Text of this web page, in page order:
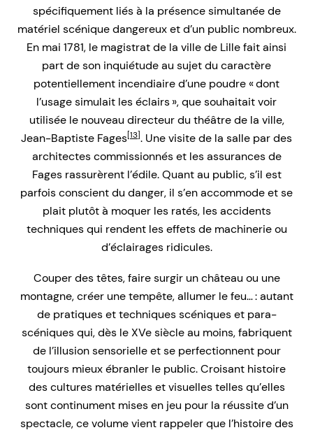
spécifiquement liés à la présence simultanée de
matériel scénique dangereux et d’un public nombreux.
En mai 1781, le magistrat de la ville de Lille fait ainsi
part de son inquiétude au sujet du caractère
potentiellement incendiaire d’une poudre « dont
l’usage simulait les éclairs », que souhaitait voir
utilisée le nouveau directeur du théâtre de la ville,
Jean-Baptiste Fages[13]. Une visite de la salle par des
architectes commissionnés et les assurances de
Fages rassurèrent l’édile. Quant au public, s’il est
parfois conscient du danger, il s’en accommode et se
plait plutôt à moquer les ratés, les accidents
techniques qui rendent les effets de machinerie ou
d’éclairages ridicules.
Couper des têtes, faire surgir un château ou une
montagne, créer une tempête, allumer le feu… : autant
de pratiques et techniques scéniques et para-
scéniques qui, dès le XVe siècle au moins, fabriquent
de l’illusion sensorielle et se perfectionnent pour
toujours mieux ébranler le public. Croisant histoire
des cultures matérielles et visuelles telles qu’elles
sont continument mises en jeu pour la réussite d’un
spectacle, ce volume vient rappeler que l’histoire des